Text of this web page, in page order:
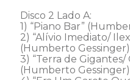
Disco 2 Lado A:
1) “Piano Bar”
2) “Alívio Imediato/
(Humberto Gessinger)
3) “Terra de Gigantes/
(Humberto Gessinger)